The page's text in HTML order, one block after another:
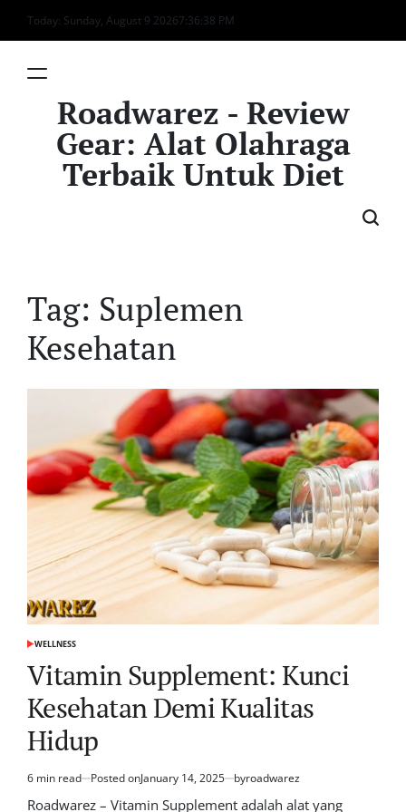
Skip
to
Today: Sunday, August 9 20267:36:38 PM
Roadwarez - Review
Gear: Alat Olahraga
Terbaik Untuk Diet
Tag: Suplemen
Kesehatan
POSTED
WELLNESS
Vitamin Supplement: Kunci
Kesehatan Demi Kualitas
Hidup
Estimated
read
6 min read Posted onJanuary 14, 2025 byroadwarez
Roadwarez – Vitamin Supplement adalah alat yang